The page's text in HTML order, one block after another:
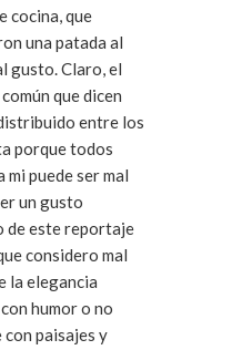
cocina, que
una patada al
Claro, el
que dicen
entre los
porque todos
un gusto
de este reportaje
considero mal
la elegancia
humor o no
paisajes y